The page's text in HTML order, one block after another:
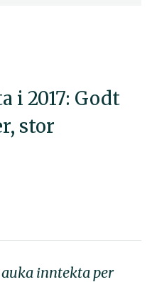
i 2017: Godt
stor
inntekta per